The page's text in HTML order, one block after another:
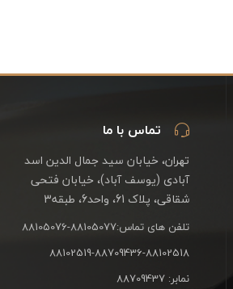
تماس با ما
تهران، خیابان سید جمال الدین اسد
آبادی (یوسف آباد)، خیابان فتحی
شقاقی، پلاک 61، واحد6، طبقه3
تلفن های تماس:88105077-88105076
88102519-88709436-88102518
نمابر: 88709437